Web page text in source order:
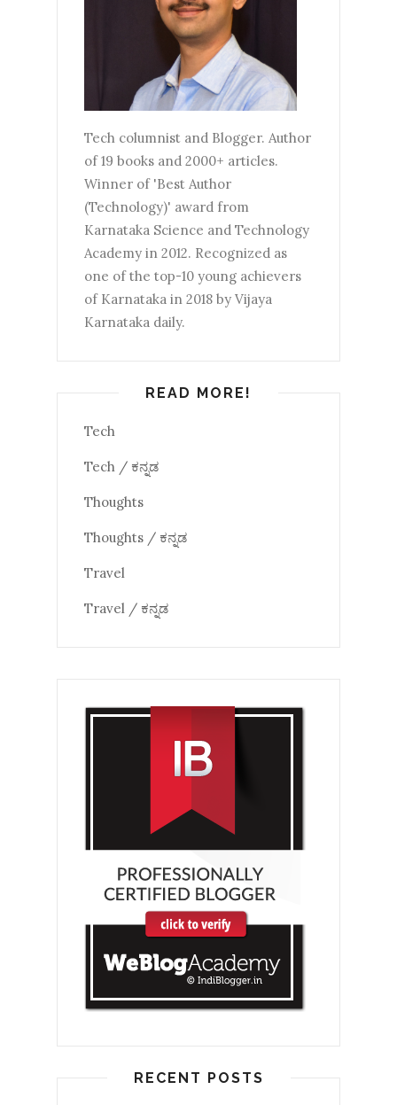
Tech columnist and Blogger. Author
of 19 books and 2000+ articles.
Winner of 'Best Author
(Technology)' award from
Karnataka Science and Technology
Academy in 2012. Recognized as
one of the top-10 young achievers
of Karnataka in 2018 by Vijaya
Karnataka daily.
READ MORE!
Tech
Tech / ಕನ್ನಡ
Thoughts
Thoughts / ಕನ್ನಡ
Travel
Travel / ಕನ್ನಡ
RECENT POSTS